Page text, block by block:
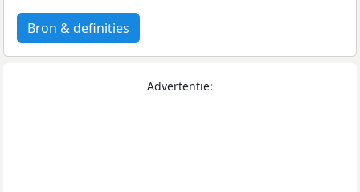
Bron & definities
Advertentie: